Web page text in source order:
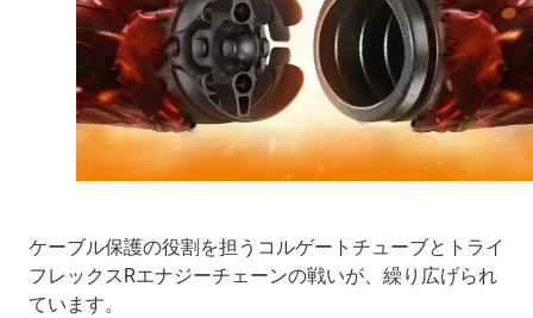
ケーブル保護の役割を担うコルゲートチューブとトライ
フレックスRエナジーチェーンの戦いが、繰り広げられ
ています。